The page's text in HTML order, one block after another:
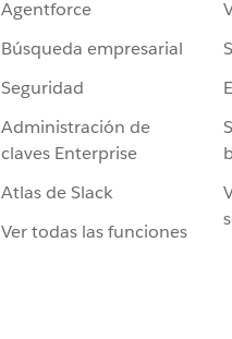
Agentforce
Búsqueda empresarial
Seguridad
Administración de
claves Enterprise
Atlas de Slack
Ver todas las funciones